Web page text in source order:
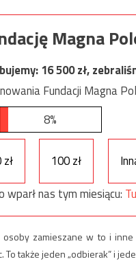
Magna
16 500zł,
Fundacji Magna
8%
100 zł
wparł nas tym miesiącu:
zamieszane w to i
także jeden „odbierak” i